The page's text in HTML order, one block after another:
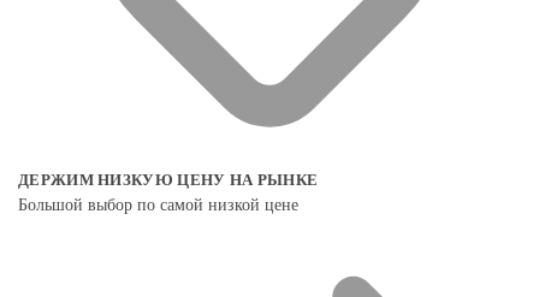
ДЕРЖИМ НИЗКУЮ ЦЕНУ НА РЫНКЕ
Большой выбор по самой низкой цене